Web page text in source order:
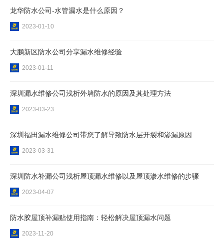
龙华防水公司-水管漏水是什么原因？
2023-01-10
大鹏新区防水公司分享漏水维修经验
2023-01-11
深圳漏水维修公司​浅析外墙防水的原因及其处理方法
2023-03-23
深圳福田漏水维修​公司带您了解导致防水层开裂和渗漏原因
2023-03-31
深圳防水补漏公司浅析屋顶漏水维修以及屋顶渗水维修的步骤
2023-04-07
防水胶屋顶补漏贴使用指南：轻松解决屋顶漏水问题
2023-11-20